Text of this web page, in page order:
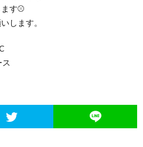
す⚾️
します。